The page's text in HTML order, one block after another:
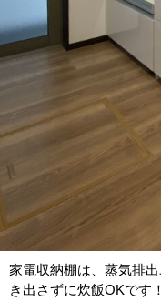
家電収納棚は、蒸気排
き出さずに炊飯OKです！